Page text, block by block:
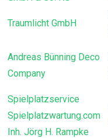
Traumlicht GmbH
Andreas Bünning Deco
Company
Spielplatzservice
Spielplatzwartung.com
Inh. Jörg H. Rampke